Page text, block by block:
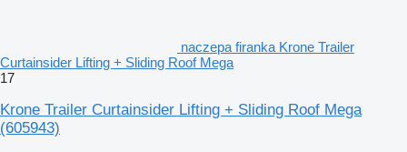
naczepa firanka Krone Trailer
Curtainsider Lifting + Sliding Roof Mega
17
Krone Trailer Curtainsider Lifting + Sliding Roof Mega
(605943)